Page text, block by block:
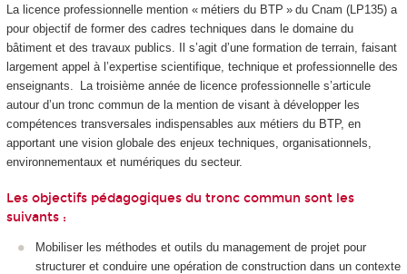
La licence professionnelle mention « métiers du BTP » du Cnam (LP135) a
pour objectif de former des cadres techniques dans le domaine du
bâtiment et des travaux publics. Il s’agit d’une formation de terrain, faisant
largement appel à l’expertise scientifique, technique et professionnelle des
enseignants. La troisième année de licence professionnelle s’articule
autour d’un tronc commun de la mention de visant à développer les
compétences transversales indispensables aux métiers du BTP, en
apportant une vision globale des enjeux techniques, organisationnels,
environnementaux et numériques du secteur.
Les objectifs pédagogiques du tronc commun sont les
suivants :
Mobiliser les méthodes et outils du management de projet pour
structurer et conduire une opération de construction dans un contexte